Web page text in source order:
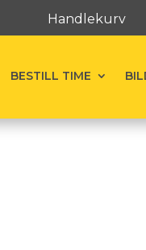
Handlekurv
BESTILL TIME